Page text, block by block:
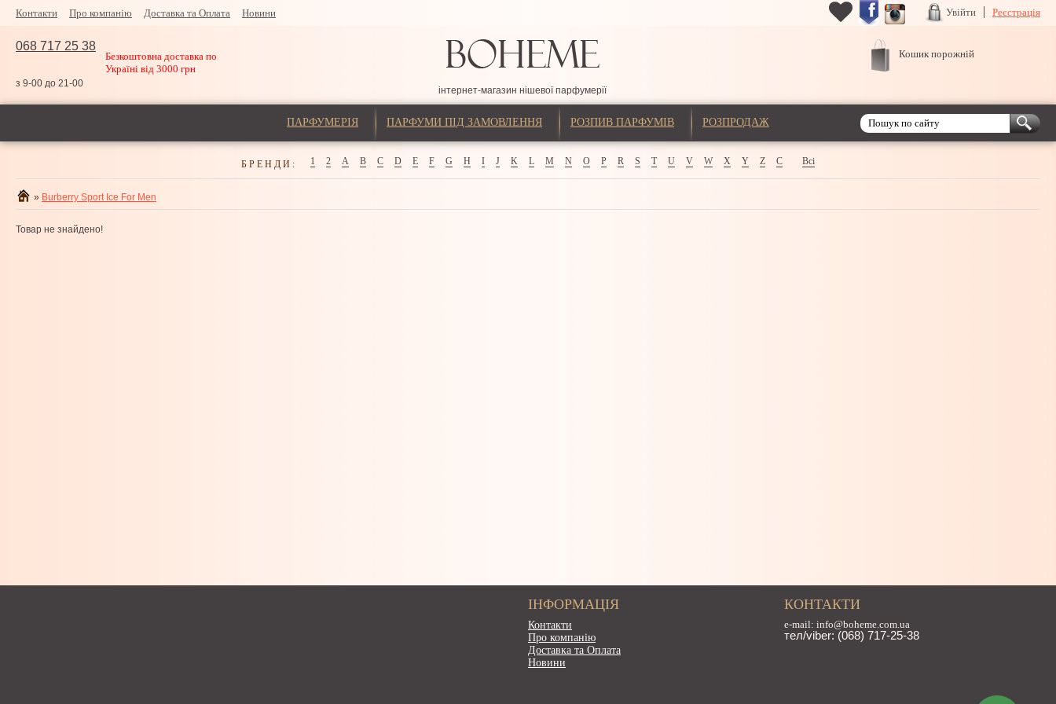
Контакти Про компанію Доставка та Оплата Новини Увійти Реєстрація
068 717 25 38
Безкоштовна доставка по
Україні від 3000 грн
з 9-00 до 21-00
інтернет-магазин нішевої парфумерії
Кошик порожній
ПАРФУМЕРІЯ ПАРФУМИ ПІД ЗАМОВЛЕННЯ РОЗПИВ ПАРФУМІВ РОЗПРОДАЖ
БРЕНДИ: 1 2 A B C D E F G H I J K L M N O P R S T U V W X Y Z С Всі
» Burberry Sport Ice For Men
Товар не знайдено!
ІНФОРМАЦІЯ
Контакти
Про компанію
Доставка та Оплата
Новини
КОНТАКТИ
e-mail: info@boheme.com.ua
тел/viber: (068) 717-25-38